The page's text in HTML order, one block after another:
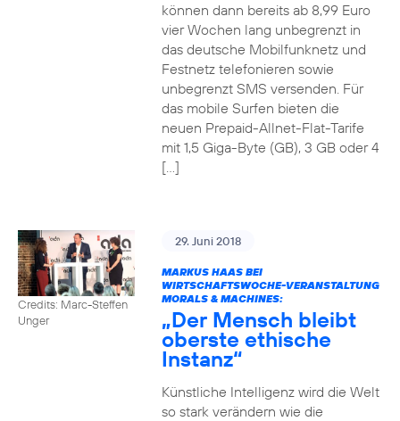
können dann bereits ab 8,99 Euro
vier Wochen lang unbegrenzt in
das deutsche Mobilfunknetz und
Festnetz telefonieren sowie
unbegrenzt SMS versenden. Für
das mobile Surfen bieten die
neuen Prepaid-Allnet-Flat-Tarife
mit 1,5 Giga-Byte (GB), 3 GB oder 4
[…]
Credits: Marc-Steffen
Unger
29. Juni 2018
MARKUS HAAS BEI
WIRTSCHAFTSWOCHE-VERANSTALTUNG
MORALS & MACHINES:
„Der Mensch bleibt
oberste ethische
Instanz“
Künstliche Intelligenz wird die Welt
so stark verändern wie die